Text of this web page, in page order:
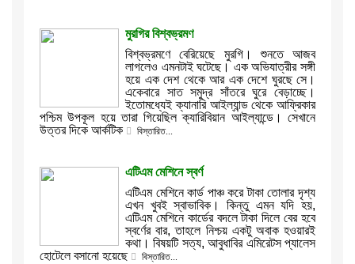
মুরগির বিশ্বভ্রমণ
বিশ্বভ্রমণে বেরিয়েছে মুরগি। শুনতে আজব
লাগলেও এমনটাই ঘটেছে। এক অভিযাত্রীর সঙ্গী
হয়ে এক দেশ থেকে আর এক দেশে ঘুরছে সে।
একেবারে সাত সমুদ্র সাঁতরে ঘুরে বেড়াচ্ছে।
ইতোমধ্যেই ক্যানারি আইল্যান্ড থেকে আফ্রিকার
পশ্চিম উপকূল হয়ে তারা গিয়েছিল ক্যারিবিয়ান আইল্যান্ডে। সেখানে
উত্তর দিকে আর্কটিক
বিস্তারিত...
এটিএম মেশিনে স্বর্ণ
এটিএম মেশিনে কার্ড পাঞ্চ করে টাকা তোলার দৃশ্য
এখন খুবই স্বাভাবিক। কিন্তু এমন যদি হয়,
এটিএম মেশিনে কার্ডের বদলে টাকা দিলে বের হবে
স্বর্ণের বার, তাহলে নিশ্চয় একটু অবাক হওয়ারই
কথা। বিষয়টি সত্য, আবুধাবির এমিরেটস প্যালেস
হোটেলে বসানো হয়েছে
বিস্তারিত...